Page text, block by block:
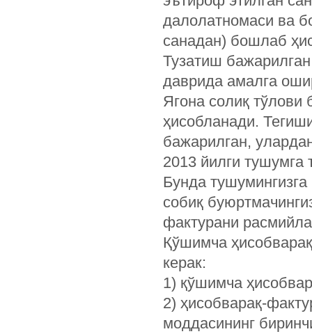
далолатномаси ва
санадан) бошлаб
Тузатиш
даврида амалга
Ягона солиқ тўлови
ҳисобланади.
бажарилган,
2013 йилги тушумга
Бунда
собиқ
фактурани
Қўшимча
керак:
1) қўшимча
2) ҳисобварақ-
моддасининг